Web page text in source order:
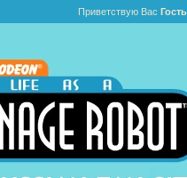
Приветствую Вас Гость